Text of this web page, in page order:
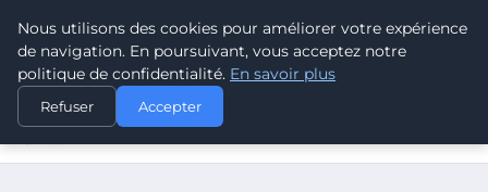
CLIMATE GUARDIAN
ACCUEIL
DÉVELOPPEMENT DURABLE
BILAN ANNUEL 2025 : LE GROUPE TRANSDEV AFFICHE
Nous utilisons des cookies pour améliorer votre expérience
de navigation. En poursuivant, vous acceptez notre
politique de confidentialité. En savoir plus
Refuser Accepter